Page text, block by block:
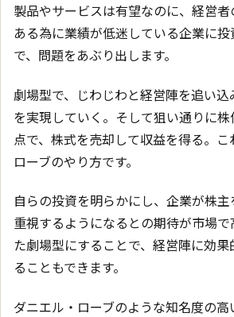
製品やサービスは有望なのに、経営
ある為に業績が低迷している企業に
で、問題をあぶり出します。
劇場型で、じわじわと経営陣を追い
を実現していく。そして狙い通りに
点で、株式を売却して収益を得る。こ
ローブのやり方です。
自らの投資を明らかにし、企業が株
重視するようになるとの期待が市場で
た劇場型にすることで、経営陣に効
ることもできます。
ダニエル・ローブのような知名度の